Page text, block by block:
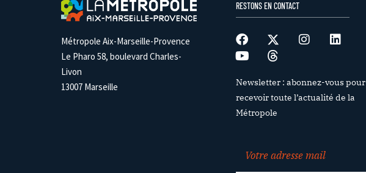
Métropole Aix-Marseille-Provence
Le Pharo 58, boulevard Charles-
Livon
13007 Marseille
RESTONS EN CONTACT
Newsletter : abonnez-vous pour
recevoir toute l’actualité de la
Métropole